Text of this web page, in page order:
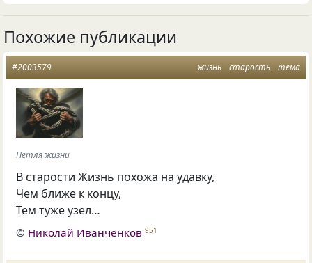
Похожие публикации
жизнь старость тема
#2003579
Петля жизни
В старости Жизнь похожа на удавку,
Чем ближе к концу,
Тем туже узел…
© Николай Иванченков 951